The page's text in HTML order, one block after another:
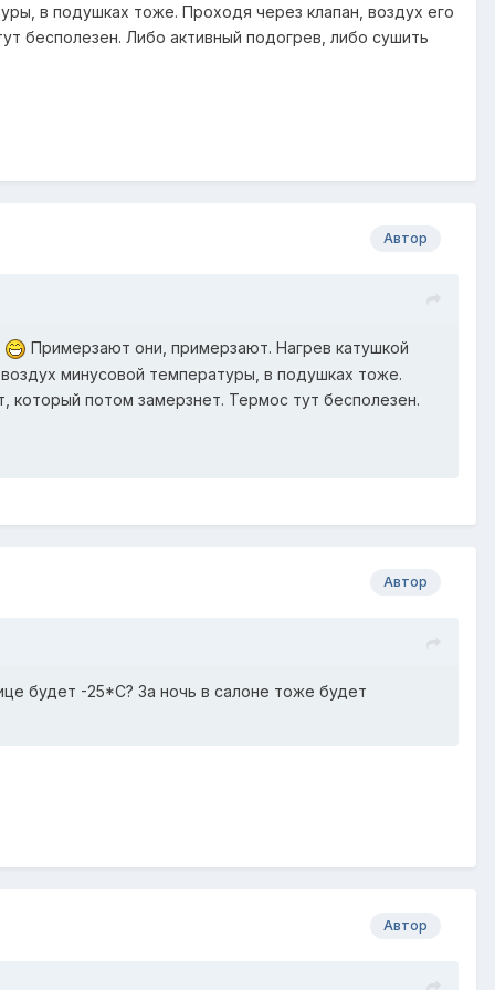
в подушках тоже. Проходя через клапан, воздух его
бесполезен. Либо активный подогрев, либо сушить
Автор
Примерзают они, примерзают. Нагрев катушкой
минусовой температуры, в подушках тоже.
который потом замерзнет. Термос тут бесполезен.
Автор
будет -25*С? За ночь в салоне тоже будет
Автор